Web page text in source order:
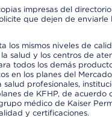
impresas del
que dejen de enviarle
los mismos niveles de
salud y los centros de
todos los demás
en los planes del
profesionales,
de KFHP, de
médico de Kaiser
y certificaciones.